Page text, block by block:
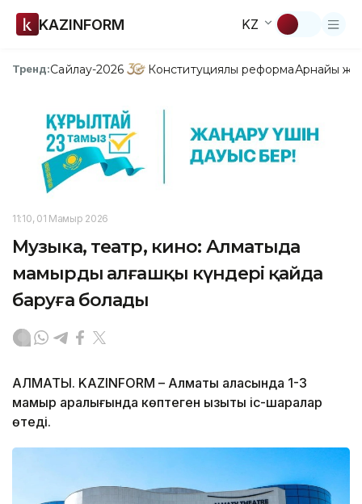
KAZINFORM KZ
Тренд:Сайлау-2026 Конституциялық реформаАрнайы
11:10, 01 Мамыр 2026
Музыка, театр, кино: Алматыда
мамырдың алғашқы күндері қайда
баруға болады
АЛМАТЫ. KAZINFORM – Алматы қаласында 1-3
мамыр аралығында көптеген қызықты іс-шаралар
өтеді.